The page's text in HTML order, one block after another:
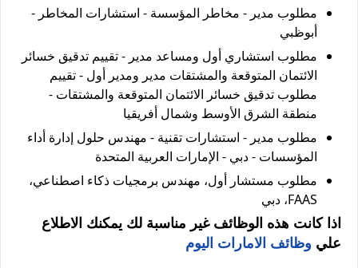
مطلوب مدير - مخاطر المؤسسة - استشارات المخاطر -
أبوظبي
مطلوب استشاري أول ومساعد مدير - تقييم تدقيق خسائر
الائتمان المتوقعة والمشتقات مدير ومدير أول - تقييم
مطلوب تدقيق خسائر الائتمان المتوقعة والمشتقات -
منطقة الشرق الأوسط وشمال أفريقيا
مطلوب مدير - استشارات تقنية - مهندس حلول إدارة أداء
المؤسسات - دبي - الإمارات العربية المتحدة
مطلوب مستشار أول، مهندس برمجيات ذكاء اصطناعي،
FAAS، دبي
اذا كانت هذه الوظائف غير مناسبة لك يمكنك الاطلاع
علي وظائف الامارات اليوم